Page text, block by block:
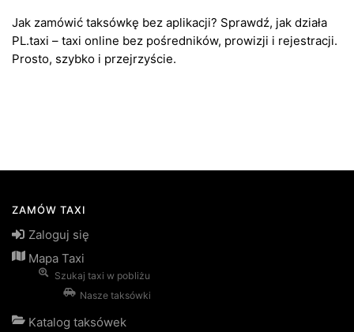
Jak zamówić taksówkę bez aplikacji? Sprawdź, jak działa
PL.taxi – taxi online bez pośredników, prowizji i rejestracji.
Prosto, szybko i przejrzyście.
ZAMÓW TAXI
Zaloguj się
Mapa Taxi
Szukaj taxi w pobliżu
Nasze taksówki
Katalog taksówek